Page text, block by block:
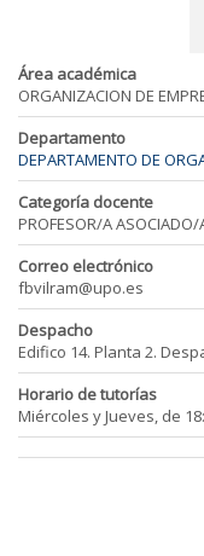
Área académica
ORGANIZACION DE
Departamento
DEPARTAMENTO DE
Categoría docente
PROFESOR/A ASOCIADO/
Correo electrónico
fbvilram@upo.es
Despacho
Edifico 14. Planta 2.
Horario de tutorías
Miércoles y Jueves, de